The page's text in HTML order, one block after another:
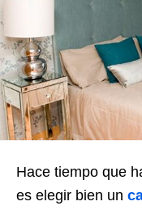
Hace tiempo que
es elegir bien un